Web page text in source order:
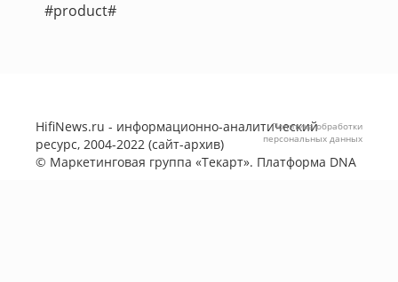
#product#
HifiNews.ru - информационно-аналитический
ресурс, 2004-2022 (сайт-архив)
© Маркетинговая группа «Текарт». Платформа DNA
Политика обработки
персональных данных